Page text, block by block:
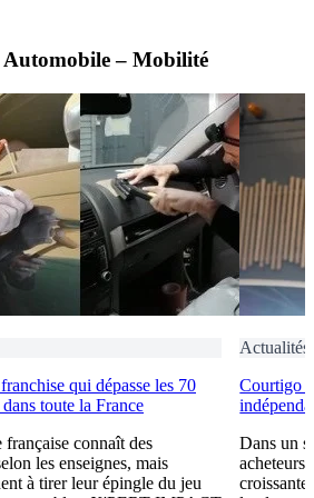
Automobile – Mobilité
qui dépasse les 70
toute la France
connaît des
les enseignes, mais
à tirer leur épingle du jeu
Actualités
Courtigo :
Dans un
acheteurs